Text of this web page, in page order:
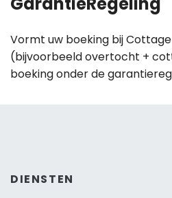
Vormt uw boeking bij
(bijvoorbeeld overtocht +
boeking onder de
DIENSTEN